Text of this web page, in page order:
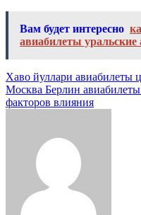
Вам будет интересно
авиабилеты уральские
Навигация
по
Хаво йуллари авиабилеты
Москва Берлин
факторов влияния